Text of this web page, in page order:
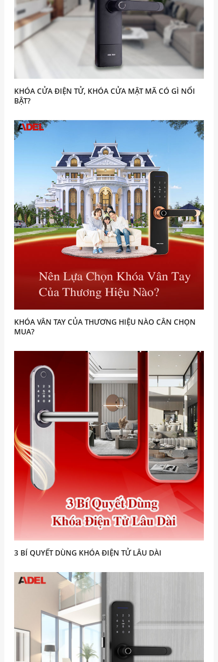
KHÓA CỬA ĐIỆN TỬ, KHÓA CỬA MẬT MÃ CÓ GÌ NỔI
BẬT?
KHÓA VÂN TAY CỦA THƯƠNG HIỆU NÀO CÂN CHỌN
MUA?
3 BÍ QUYẾT DÙNG KHÓA ĐIỆN TỬ LÂU DÀI